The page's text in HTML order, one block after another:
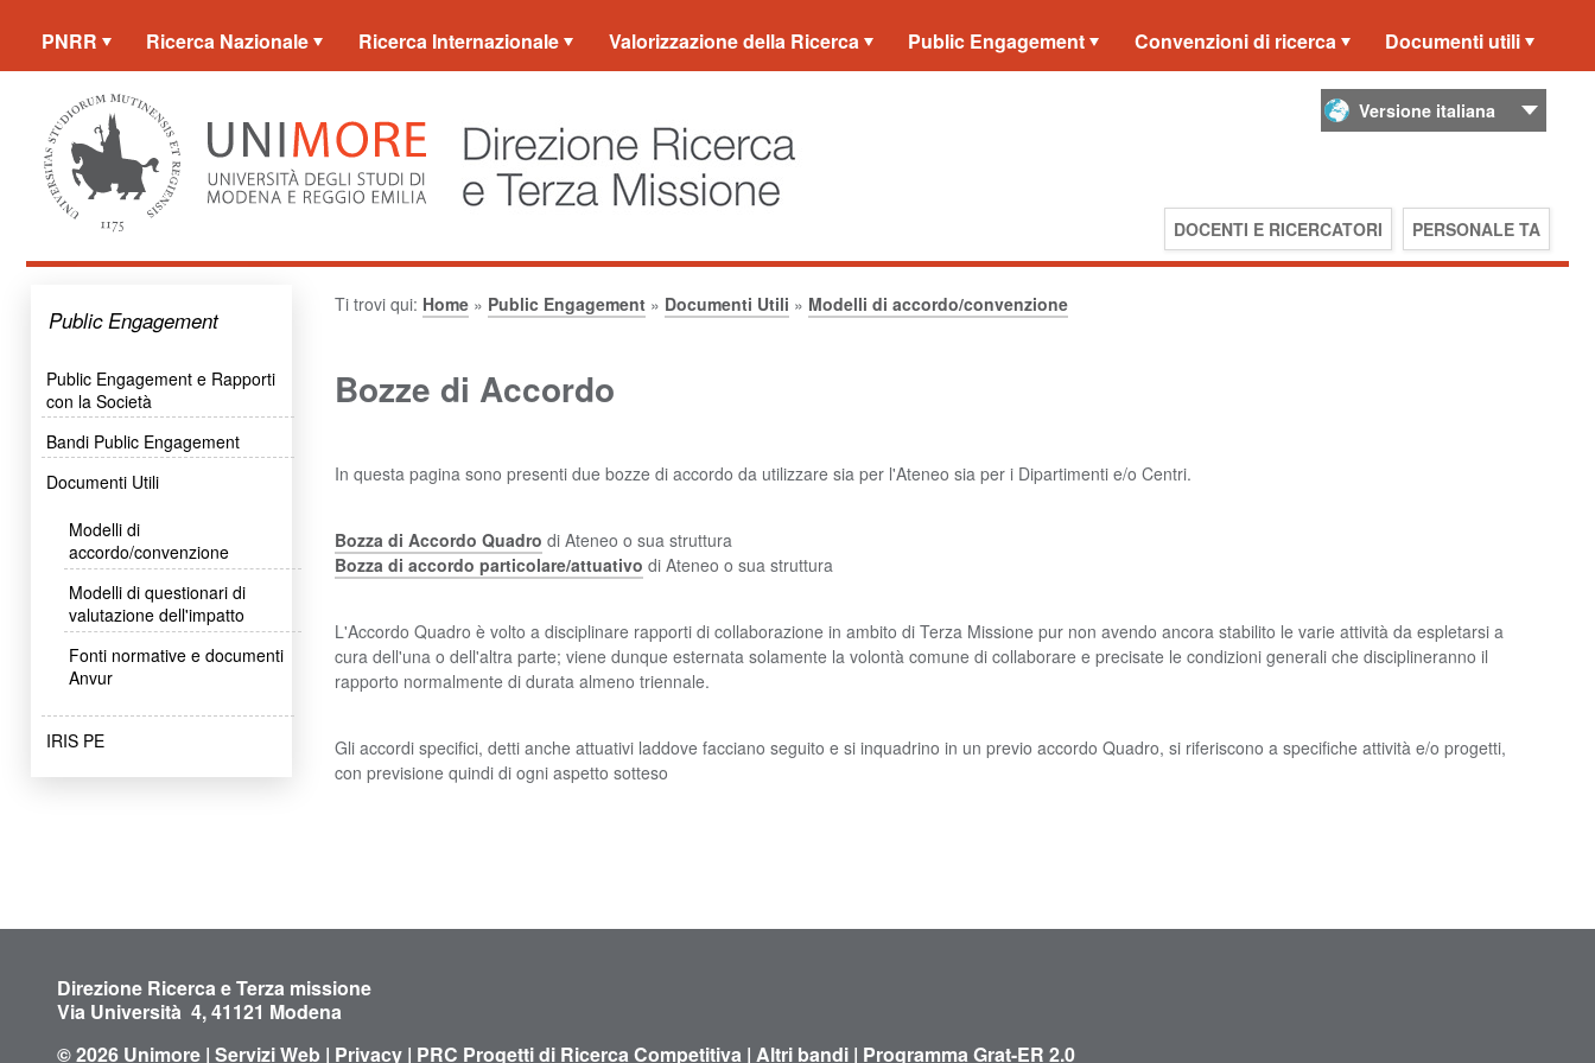
PNRR Ricerca Nazionale Ricerca Internazionale Valorizzazione della Ricerca Public Engagement Convenzioni di ricerca Documenti utili
DOCENTI E RICERCATORI PERSONALE TA
Public Engagement
Public Engagement e Rapporti
con la Società
Bandi Public Engagement
Documenti Utili
Modelli di
accordo/convenzione
Modelli di questionari di
valutazione dell'impatto
Fonti normative e documenti
Anvur
IRIS PE
Ti trovi qui: Home » Public Engagement » Documenti Utili » Modelli di accordo/convenzione
Bozze di Accordo
In questa pagina sono presenti due bozze di accordo da utilizzare sia per l'Ateneo sia per i Dipartimenti e/o Centri.
Bozza di Accordo Quadro di Ateneo o sua struttura
Bozza di accordo particolare/attuativo di Ateneo o sua struttura
L'Accordo Quadro è volto a disciplinare rapporti di collaborazione in ambito di Terza Missione pur non avendo ancora stabilito le varie attività da espletarsi a
cura dell'una o dell'altra parte; viene dunque esternata solamente la volontà comune di collaborare e precisate le condizioni generali che disciplineranno il
rapporto normalmente di durata almeno triennale.
Gli accordi specifici, detti anche attuativi laddove facciano seguito e si inquadrino in un previo accordo Quadro, si riferiscono a specifiche attività e/o progetti,
con previsione quindi di ogni aspetto sotteso
Direzione Ricerca e Terza missione
Via Università 4, 41121 Modena
© 2026 Unimore | Servizi Web | Privacy | PRC Progetti di Ricerca Competitiva | Altri bandi | Programma Grat-ER 2.0